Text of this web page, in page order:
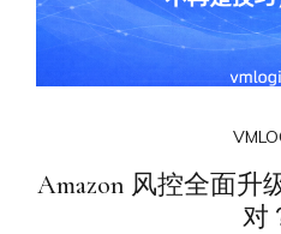
Amazon 风控全面升
对